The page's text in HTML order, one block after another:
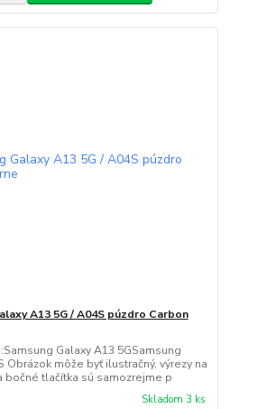
A13 5G / A04S púzdro Carbon
Galaxy A13 5GSamsung
Obrázok môže byť ilustračný, výrezy na
bočné tlačítka sú samozrejme p
Skladom 3 ks